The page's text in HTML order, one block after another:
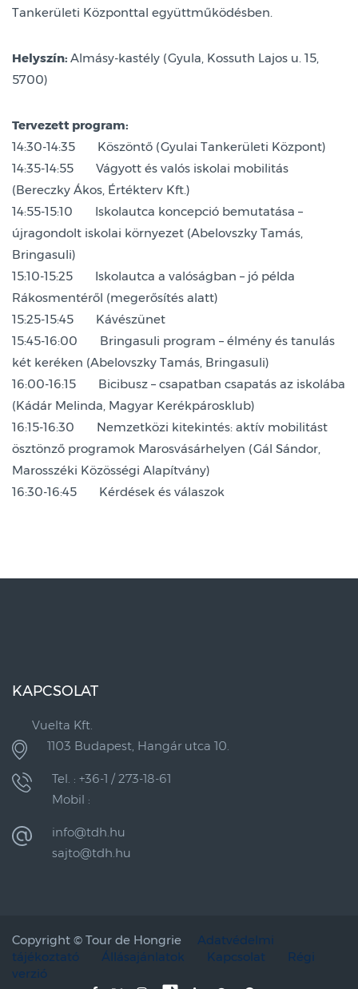
Tankerületi Központtal együttműködésben.
Helyszín: Almásy-kastély (Gyula, Kossuth Lajos u. 15,
5700)
Tervezett program:
14:30-14:35 Köszöntő (Gyulai Tankerületi Központ)
14:35-14:55 Vágyott és valós iskolai mobilitás
(Bereczky Ákos, Értékterv Kft.)
14:55-15:10 Iskolautca koncepció bemutatása –
újragondolt iskolai környezet (Abelovszky Tamás,
Bringasuli)
15:10-15:25 Iskolautca a valóságban – jó példa
Rákosmentéről (megerősítés alatt)
15:25-15:45 Kávészünet
15:45-16:00 Bringasuli program – élmény és tanulás
két keréken (Abelovszky Tamás, Bringasuli)
16:00-16:15 Bicibusz – csapatban csapatás az iskolába
(Kádár Melinda, Magyar Kerékpárosklub)
16:15-16:30 Nemzetközi kitekintés: aktív mobilitást
ösztönző programok Marosvásárhelyen (Gál Sándor,
Marosszéki Közösségi Alapítvány)
16:30-16:45 Kérdések és válaszok
KAPCSOLAT
Vuelta Kft.
1103 Budapest, Hangár utca 10.
Tel. : +36-1 / 273-18-61
Mobil :
info@tdh.hu
sajto@tdh.hu
Copyright © Tour de Hongrie
Adatvédelmi
tájékoztató
Állásajánlatok Kapcsolat
Régi
verzió